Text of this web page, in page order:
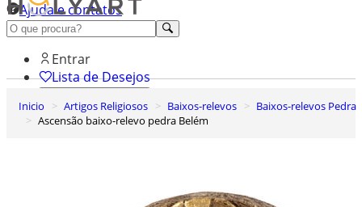
Ajuda e contatos
Conheça premium
Entrar
Lista de Desejos
0
Carrinho de Compras
Inicio Artigos Religiosos Baixos-relevos
Baixos-relevos Pedra
Ascensão baixo-relevo pedra Belém